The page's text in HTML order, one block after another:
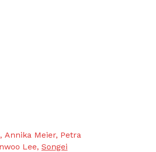
, Annika Meier, Petra
Lee, Songei